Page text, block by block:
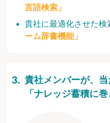
言語検索」
貴社に最適化させた検
ーム辞書機能」
貴社メンバーが、
「ナレッジ蓄積に